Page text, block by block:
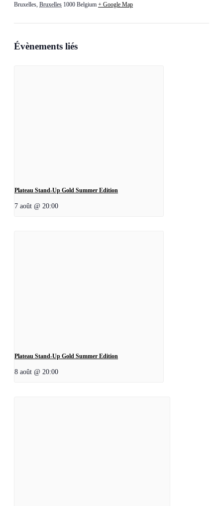
Bruxelles, Bruxelles 1000 Belgium + Google Map
Évènements liés
Plateau Stand-Up Gold Summer Edition
7 août @ 20:00
Plateau Stand-Up Gold Summer Edition
8 août @ 20:00